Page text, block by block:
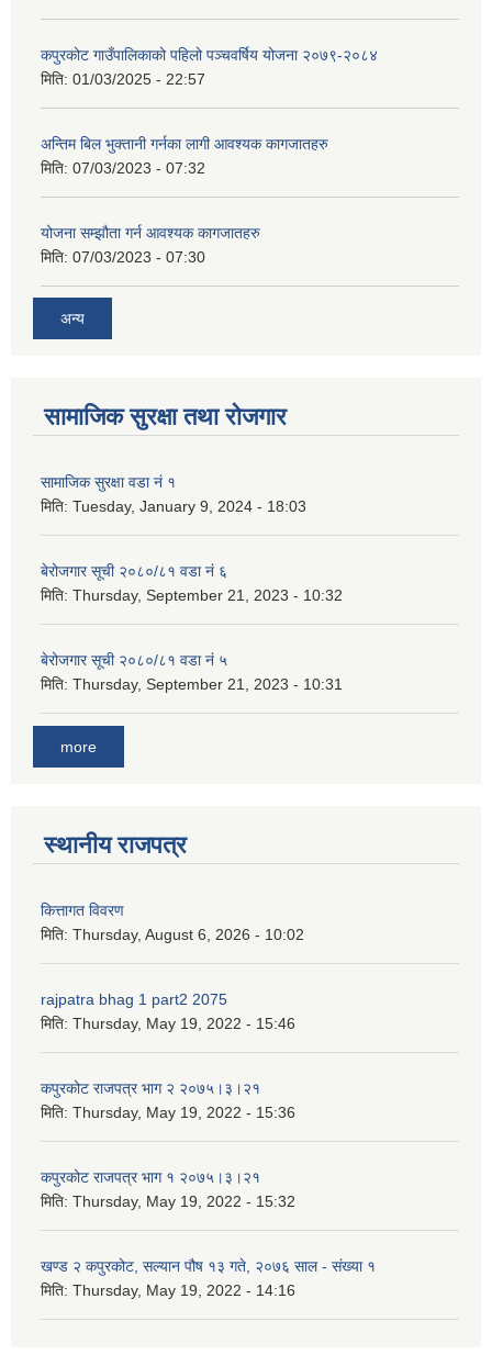
कपुरकोट गाउँपालिकाको पहिलो पञ्चवर्षिय योजना २०७९-२०८४
मिति: 01/03/2025 - 22:57
अन्तिम बिल भुक्तानी गर्नका लागी आवश्यक कागजातहरु
मिति: 07/03/2023 - 07:32
योजना सम्झौता गर्न आवश्यक कागजातहरु
मिति: 07/03/2023 - 07:30
अन्य
सामाजिक सुरक्षा तथा रोजगार
सामाजिक सुरक्षा वडा नं १
मिति: Tuesday, January 9, 2024 - 18:03
बेरोजगार सूची २०८०/८१ वडा नं ६
मिति: Thursday, September 21, 2023 - 10:32
बेरोजगार सूची २०८०/८१ वडा नं ५
मिति: Thursday, September 21, 2023 - 10:31
more
स्थानीय राजपत्र
कित्तागत विवरण
मिति: Thursday, August 6, 2026 - 10:02
rajpatra bhag 1 part2 2075
मिति: Thursday, May 19, 2022 - 15:46
कपुरकोट राजपत्र भाग २ २०७५।३।२१
मिति: Thursday, May 19, 2022 - 15:36
कपुरकोट राजपत्र भाग १ २०७५।३।२१
मिति: Thursday, May 19, 2022 - 15:32
खण्ड २ कपुरकोट, सल्यान पौष १३ गते, २०७६ साल - संख्या १
मिति: Thursday, May 19, 2022 - 14:16